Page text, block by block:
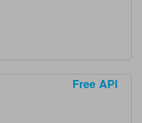
Free API